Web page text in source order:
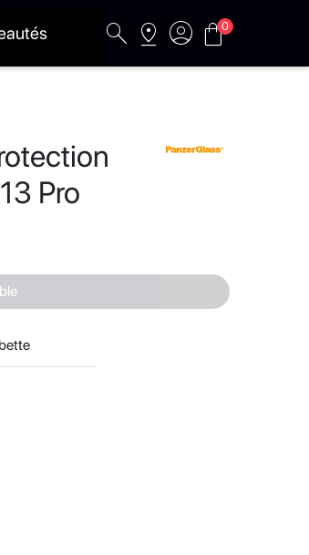
search pin_drop account_circle shopping_bag
0
Pro